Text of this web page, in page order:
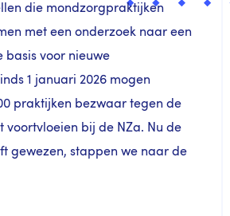
die mondzorgpraktijken
met een onderzoek naar een
basis voor nieuwe
1 januari 2026 mogen
praktijken bezwaar tegen de
voortvloeien bij de NZa. Nu de
gewezen, stappen we naar de